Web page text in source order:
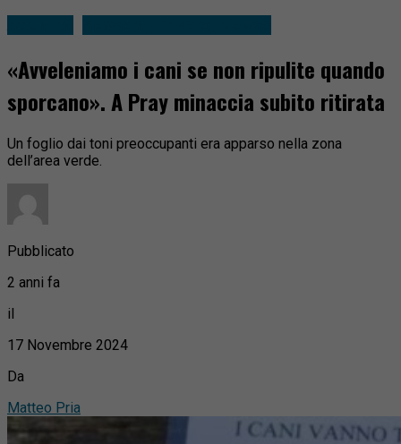
«Avveleniamo i cani se non ripulite quando
sporcano». A Pray minaccia subito ritirata
Un foglio dai toni preoccupanti era apparso nella zona
dell’area verde.
Pubblicato
2 anni fa
il
17 Novembre 2024
Da
Matteo Pria